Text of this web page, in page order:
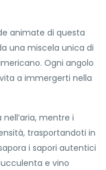
animate di questa
una miscela unica di
Ogni angolo
a immergerti nella
mentre i
trasportandoti in
i sapori autentici
e vino